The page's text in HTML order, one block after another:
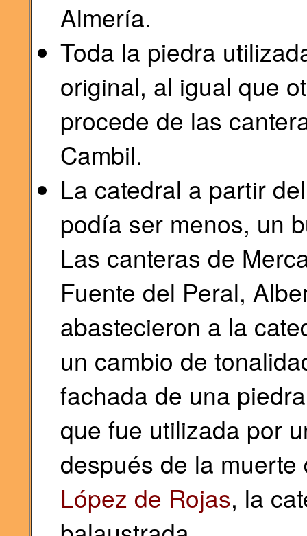
Almería.
Toda la piedra
original, al igual que
procede de las
Cambil.
La catedral a partir
podía ser menos, un
Las canteras de
Fuente del Peral,
abastecieron a la
un cambio de
fachada de una
que fue utilizada por
después de la
López de Rojas, la